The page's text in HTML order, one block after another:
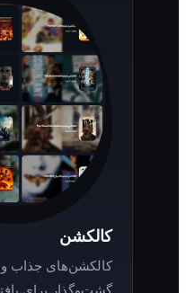
کالکشن‌های جذاب و آماده، شما
گشت‌وگذار برای یافتن قسمت